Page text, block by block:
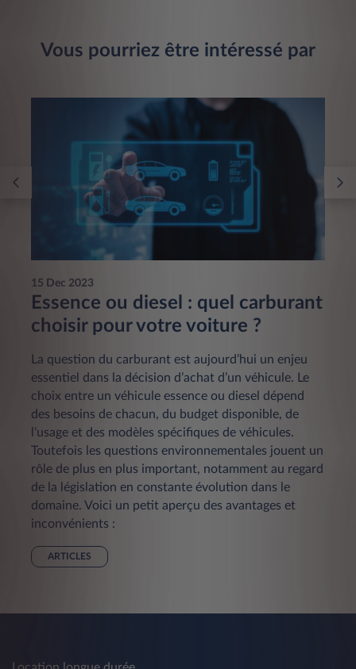
Vous pourriez être intéressé par
15 Dec 2023
Essence ou diesel : quel carburant
choisir pour votre voiture ?
La question du carburant est aujourd’hui un enjeu
essentiel dans la décision d’achat d’un véhicule. Le
choix entre un véhicule essence ou diesel dépend
des besoins de chacun, du budget disponible, de
l’usage et des modèles spécifiques de véhicules.
Toutefois les questions environnementales jouent un
rôle de plus en plus important, notamment au regard
de la législation en constante évolution dans le
domaine. Voici un petit aperçu des avantages et
inconvénients :
ARTICLES